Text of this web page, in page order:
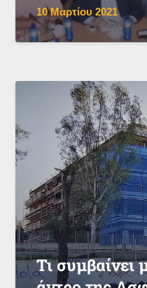
10 Μαρτίου 2021
Τι συμβαίνει